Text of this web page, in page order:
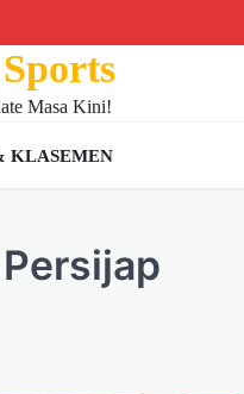
Masa Kini!
KLASEMEN